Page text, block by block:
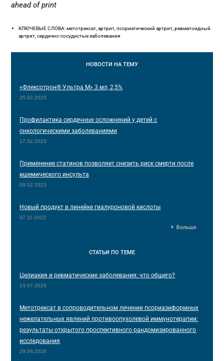
ahead of print
КЛЮЧЕВЫЕ СЛОВА: метотрексат, артрит, псориатический артрит, ревматоидный
артрит, сердечно-сосудистые заболевания
НОВОСТИ НА ТЕМУ
«Флексотрон® Ультра М» 3 мл, 2,5%
25.02.2025
Профилактика сердечных осложнений у детей с
онкологическими заболеваниями
17.02.2023
Применение статинов позволяет снизить риск смерти после
ишемического инсульта
09.02.2023
Новый продукт в линейке гиалуроновой кислоты
07.11.2022
Больше
СТАТЬИ ПО ТЕМЕ
Целиакия и ревматические заболевания: что общего?
23.07.2026
Метотрексат в сопроводительном лечении псориазиформных
нежелательных явлений противоопухолевой иммунотерапии:
результаты открытого проспективного рандомизированного
исследования
29.06.2026